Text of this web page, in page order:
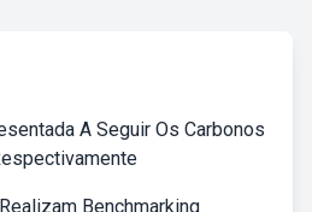
A Seguir Os Carbonos
Benchmarking